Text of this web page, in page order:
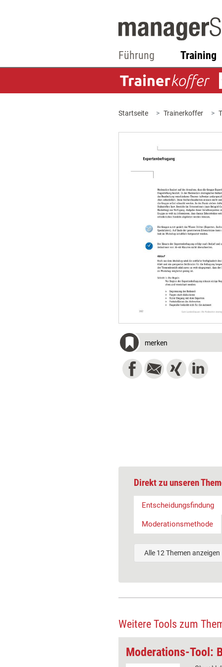
Führung Training
Startseite Trainerkoffer
merken
Direkt zu unseren
Entscheidungsfindung
Moderationsmethode
Alle 12 Themen anzeigen
Weitere Tools zum
Moderations-Tool: